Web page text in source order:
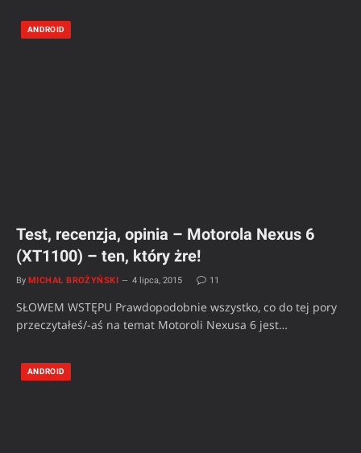
ANDROID
Test, recenzja, opinia – Motorola Nexus 6
(XT1100) – ten, który żre!
By MICHAŁ BROŻYŃSKI 4 lipca, 2015 11
SŁOWEM WSTĘPU Prawdopodobnie wszystko, co do tej pory
przeczytałeś/-aś na temat Motoroli Nexusa 6 jest…
ANDROID